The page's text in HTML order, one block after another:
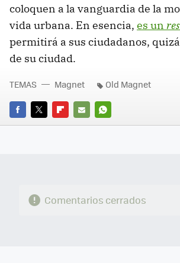
coloquen a la vanguardia de la
vida urbana. En esencia, es un
permitirá a sus ciudadanos,
de su ciudad.
FACEBOOK
TWITTERFLIPBOARD
E-
WHATSAPP
TEMAS Magnet Old Magnet
Comentarios cerrados